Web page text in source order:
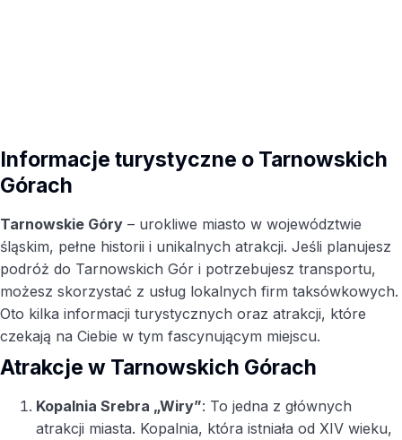
Informacje turystyczne o Tarnowskich
Górach
Tarnowskie Góry – urokliwe miasto w województwie
śląskim, pełne historii i unikalnych atrakcji. Jeśli planujesz
podróż do Tarnowskich Gór i potrzebujesz transportu,
możesz skorzystać z usług lokalnych firm taksówkowych.
Oto kilka informacji turystycznych oraz atrakcji, które
czekają na Ciebie w tym fascynującym miejscu.
Atrakcje w Tarnowskich Górach
Kopalnia Srebra „Wiry”: To jedna z głównych
atrakcji miasta. Kopalnia, która istniała od XIV wieku,